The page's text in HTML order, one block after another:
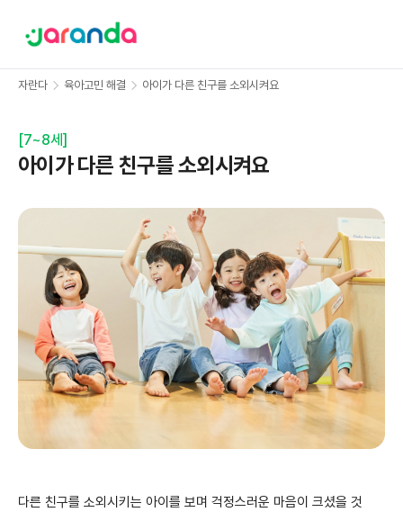
자란다 육아고민 해결 아이가 다른 친구를 소외시켜요
[7~8세 ]
아이가 다른 친구를 소외시켜요
다른 친구를 소외시키는 아이를 보며 걱정스러운 마음이 크셨을 것